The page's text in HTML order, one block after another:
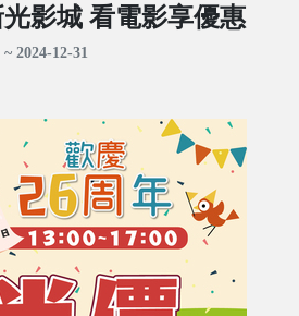
影城 看電影享優惠
2024-12-31